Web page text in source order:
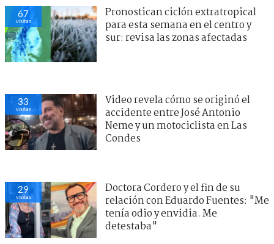
67
visitas
Pronostican ciclón extratropical
para esta semana en el centro y
sur: revisa las zonas afectadas
33
visitas
Video revela cómo se originó el
accidente entre José Antonio
Neme y un motociclista en Las
Condes
29
visitas
Doctora Cordero y el fin de su
relación con Eduardo Fuentes: "Me
tenía odio y envidia. Me
detestaba"